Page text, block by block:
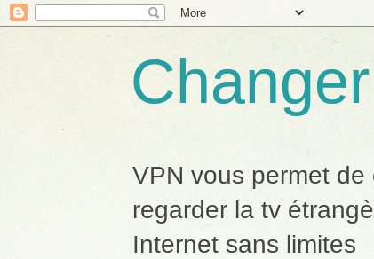
VPN vous permet
regarder la tv
Internet sans limites